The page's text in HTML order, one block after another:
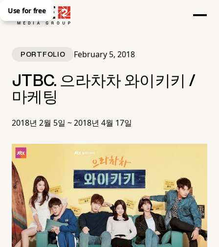
Use for free
PORTFOLIO February 5, 2018
JTBC. 으라차차 와이키키 /
마케팅
2018년 2월 5일 ~ 2018년 4월 17일